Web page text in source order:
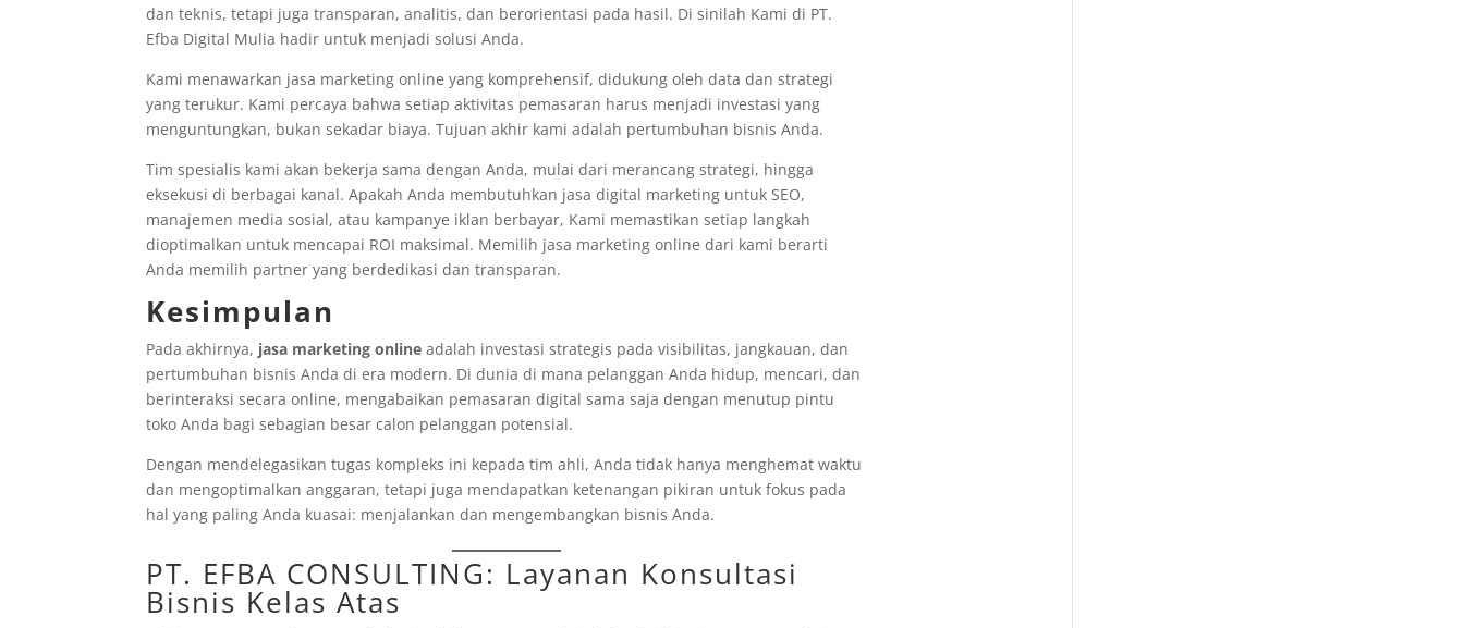
dan teknis, tetapi juga transparan, analitis, dan berorientasi pada hasil. Di sinilah Kami di PT.
Efba Digital Mulia hadir untuk menjadi solusi Anda.
Kami menawarkan jasa marketing online yang komprehensif, didukung oleh data dan strategi
yang terukur. Kami percaya bahwa setiap aktivitas pemasaran harus menjadi investasi yang
menguntungkan, bukan sekadar biaya. Tujuan akhir kami adalah pertumbuhan bisnis Anda.
Tim spesialis kami akan bekerja sama dengan Anda, mulai dari merancang strategi, hingga
eksekusi di berbagai kanal. Apakah Anda membutuhkan jasa digital marketing untuk SEO,
manajemen media sosial, atau kampanye iklan berbayar, Kami memastikan setiap langkah
dioptimalkan untuk mencapai ROI maksimal. Memilih jasa marketing online dari kami berarti
Anda memilih partner yang berdedikasi dan transparan.
Kesimpulan
Pada akhirnya, jasa marketing online adalah investasi strategis pada visibilitas, jangkauan, dan
pertumbuhan bisnis Anda di era modern. Di dunia di mana pelanggan Anda hidup, mencari, dan
berinteraksi secara online, mengabaikan pemasaran digital sama saja dengan menutup pintu
toko Anda bagi sebagian besar calon pelanggan potensial.
Dengan mendelegasikan tugas kompleks ini kepada tim ahli, Anda tidak hanya menghemat waktu
dan mengoptimalkan anggaran, tetapi juga mendapatkan ketenangan pikiran untuk fokus pada
hal yang paling Anda kuasai: menjalankan dan mengembangkan bisnis Anda.
PT. EFBA CONSULTING: Layanan Konsultasi
Bisnis Kelas Atas